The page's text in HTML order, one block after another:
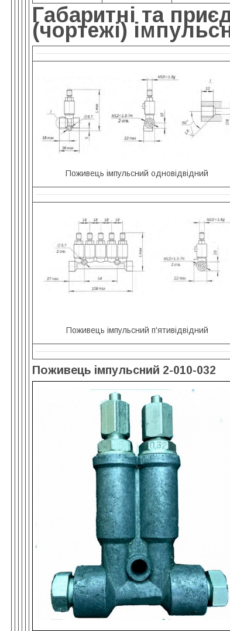
Габаритні та
(чортежі)
Поживець імпульсний одновідвідний
Поживець імпульсний п'ятивідвідний
Поживець імпульсний 2-010-032